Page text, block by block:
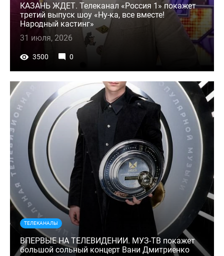
КАЗАНЬ ЖДЕТ. Телеканал «Россия 1» покажет
третий выпуск шоу «Ну-ка, все вместе!
Народный кастинг»
31 июля, 2026
3500 0
ТЕЛЕКАНАЛЫ
ВПЕРВЫЕ НА ТЕЛЕВИДЕНИИ. МУЗ-ТВ покажет
большой сольный концерт Вани Дмитриенко